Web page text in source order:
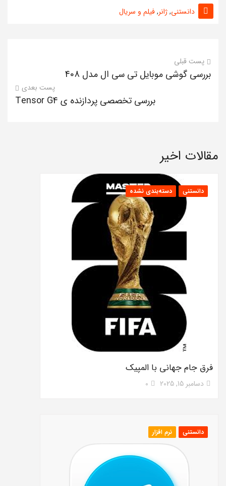
دانستنی,ژانر,فیلم و سریال
پست قبلی
بررسی گوشی موبایل تی سی ال مدل 408
پست بعدی
بررسی تخصصی پردازنده ی Tensor G4
مقالات اخیر
دانستنی دسته‌بندی نشده
فرق جام جهانی با المپیک
دسامبر 15, 2025 0
دانستنی نرم افزار